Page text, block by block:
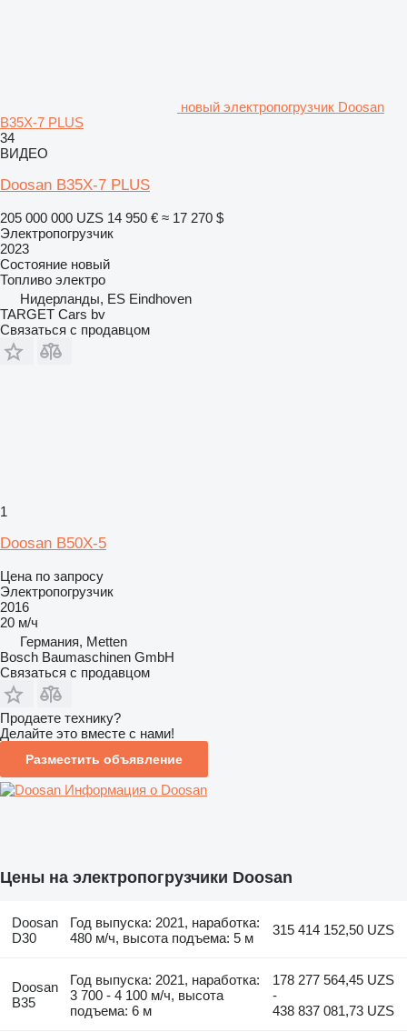
новый электропогрузчик Doosan
B35X-7 PLUS
34
ВИДЕО
Doosan B35X-7 PLUS
205 000 000 UZS 14 950 € ≈ 17 270 $
Электропогрузчик
2023
Состояние новый
Топливо электро
Нидерланды, ES Eindhoven
TARGET Cars bv
Связаться с продавцом
1
Doosan B50X-5
Цена по запросу
Электропогрузчик
2016
20 м/ч
Германия, Metten
Bosch Baumaschinen GmbH
Связаться с продавцом
Продаете технику?
Делайте это вместе с нами!
Разместить объявление
Информация о Doosan
Цены на электропогрузчики Doosan
Doosan
D30
Год выпуска: 2021, наработка:
480 м/ч, высота подъема: 5 м
315 414 152,50 UZS
Doosan
B35
Год выпуска: 2021, наработка:
3 700 - 4 100 м/ч, высота
подъема: 6 м
178 277 564,45 UZS
-
438 837 081,73 UZS